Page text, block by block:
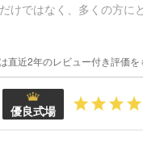
けではなく、多くの方に
直近2年のレビュー付き評価を
優良式場